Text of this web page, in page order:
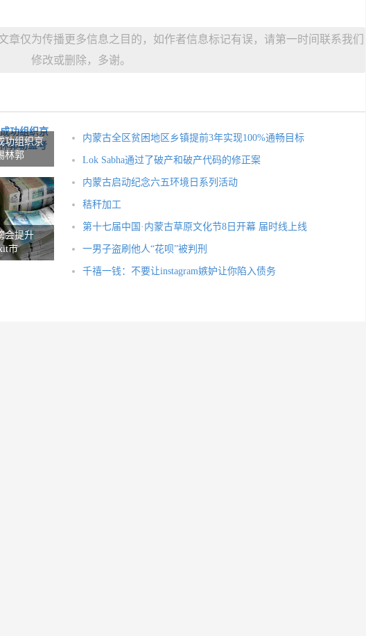
章仅为传播更多信息之目的，如作者信息标记有误，请第一时间联系我们
修改或删除，多谢。
功组织京
林郭
会提升
市
内蒙古全区贫困地区乡镇提前3年实现100%通畅目标
Lok Sabha通过了破产和破产代码的修正案
内蒙古启动纪念六五环境日系列活动
秸秆加工
第十七届中国·内蒙古草原文化节8日开幕 届时线上线
一男子盗刷他人“花呗”被判刑
千禧一钱：不要让instagram嫉妒让你陷入债务